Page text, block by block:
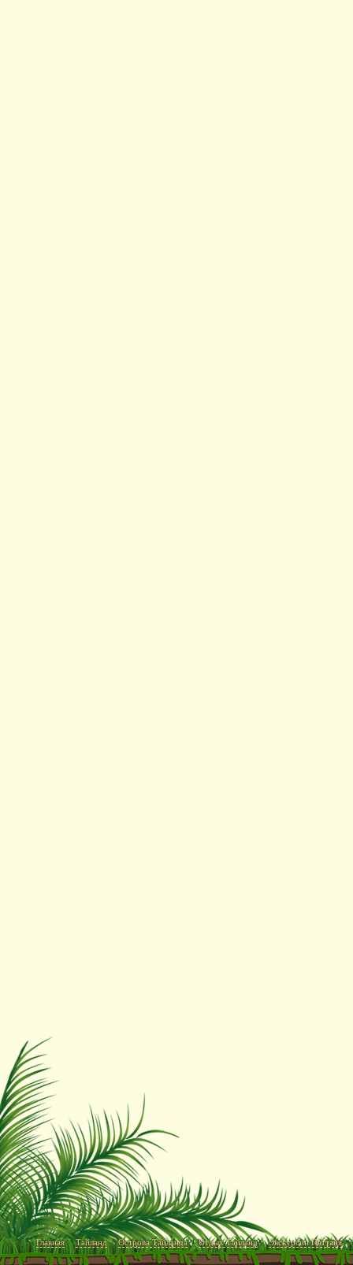
Главная Тайланд Острова Тайланда Отдых Тайланд Экскурсии Паттайя